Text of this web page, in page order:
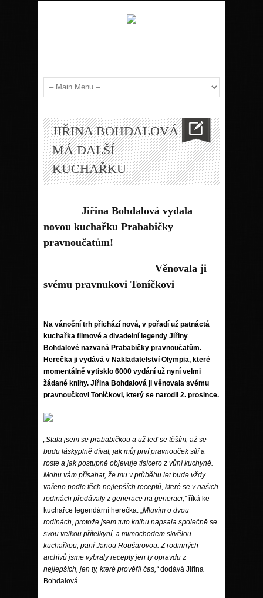
JIŘINA BOHDALOVÁ
MÁ DALŠÍ
KUCHAŘKU
Jiřina Bohdalová vydala
novou kuchařku Prababičky
pravnoučatům!
Věnovala ji
svému pravnukovi Toníčkovi
Na vánoční trh přichází nová, v pořadí už patnáctá
kuchařka filmové a divadelní legendy Jiřiny
Bohdalové nazvaná Prababičky pravnoučatům.
Herečka ji vydává v Nakladatelství Olympia, které
momentálně vytisklo 6000 vydání už nyní velmi
žádané knihy. Jiřina Bohdalová ji věnovala svému
pravnoučkovi Toníčkovi, který se narodil 2. prosince.
„Stala jsem se prababičkou a už teď se těším, až se
budu láskyplně dívat, jak můj prví pravnouček sílí a
roste a jak postupně objevuje tisícero z vůní kuchyně.
Mohu vám přísahat, že mu v průběhu let bude vždy
vařeno podle těch nejlepších receptů, které se v našich
rodinách předávaly z generace na generaci,“říká ke
kuchařce legendární herečka. „Mluvím o dvou
rodinách, protože jsem tuto knihu napsala společně se
svou velkou přítelkyní, a mimochodem skvělou
kuchařkou, paní Janou Roušarovou. Z rodinných
archívů jsme vybraly recepty jen ty opravdu z
nejlepších, jen ty, které prověřil čas,“dodává Jiřina
Bohdalová.